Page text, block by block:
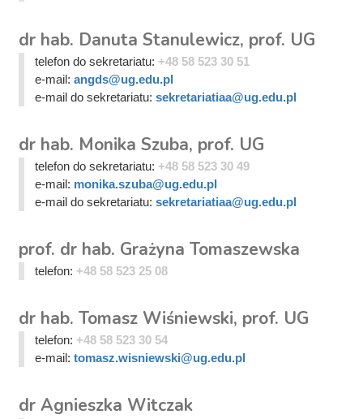
dr hab. Danuta Stanulewicz, prof. UG
telefon do sekretariatu: +48 58 523 30 51
e-mail: angds@ug.edu.pl
e-mail do sekretariatu: sekretariatiaa@ug.edu.pl
dr hab. Monika Szuba, prof. UG
telefon do sekretariatu: +48 58 523 30 49
e-mail: monika.szuba@ug.edu.pl
e-mail do sekretariatu: sekretariatiaa@ug.edu.pl
prof. dr hab. Grażyna Tomaszewska
telefon: +48 58 523 25 08
dr hab. Tomasz Wiśniewski, prof. UG
telefon: +48 58 523 30 54
e-mail: tomasz.wisniewski@ug.edu.pl
dr Agnieszka Witczak